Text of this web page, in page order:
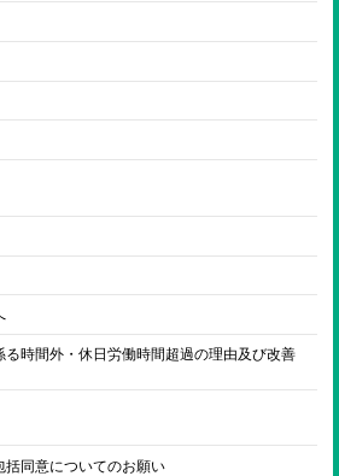
時間外・休日労働時間超過の理由及び改善
括同意についてのお願い